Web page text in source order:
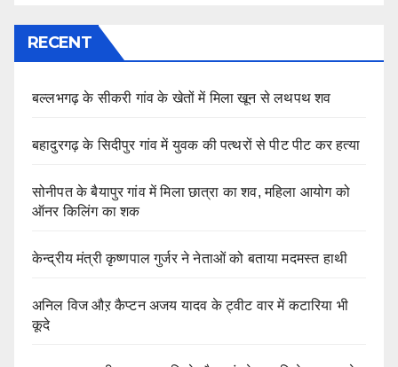
RECENT
बल्लभगढ़ के सीकरी गांव के खेतों में मिला खून से लथपथ शव
बहादुरगढ़ के सिदीपुर गांव में युवक की पत्थरों से पीट पीट कर हत्या
सोनीपत के बैयापुर गांव में मिला छात्रा का शव, महिला आयोग को
ऑनर किलिंग का शक
केन्द्रीय मंत्री कृष्णपाल गुर्जर ने नेताओं को बताया मदमस्त हाथी
अनिल विज औऱ कैप्टन अजय यादव के ट्वीट वार में कटारिया भी
कूदे